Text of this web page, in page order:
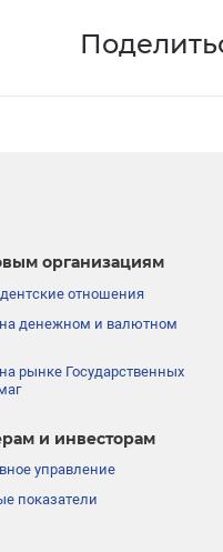
организациям
отношения
денежном и валютном
рынке Государственных
и инвесторам
управление
показатели